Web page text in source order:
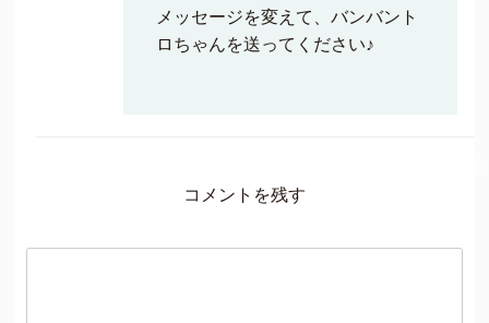
メッセージを変えて、バンバント
ロちゃんを送ってください♪
コメントを残す